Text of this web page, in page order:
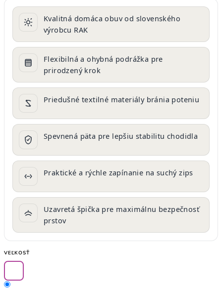
Kvalitná domáca obuv od slovenského
výrobcu RAK
Flexibilná a ohybná podrážka pre
prirodzený krok
Priedušné textilné materiály bránia poteniu
Spevnená päta pre lepšiu stabilitu chodidla
Praktické a rýchle zapínanie na suchý zips
Uzavretá špička pre maximálnu bezpečnosť
prstov
VEĽKOSŤ